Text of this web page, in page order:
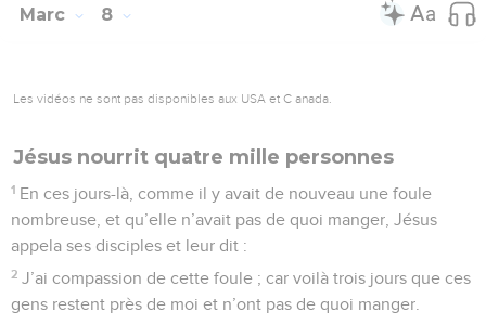
Marc 8
Les vidéos ne sont pas disponibles aux USA et C anada.
Jésus nourrit quatre mille personnes
1 En ces jours-là, comme il y avait de nouveau une foule
nombreuse, et qu’elle n’avait pas de quoi manger, Jésus
appela ses disciples et leur dit :
2 J’ai compassion de cette foule ; car voilà trois jours que ces
gens restent près de moi et n’ont pas de quoi manger.